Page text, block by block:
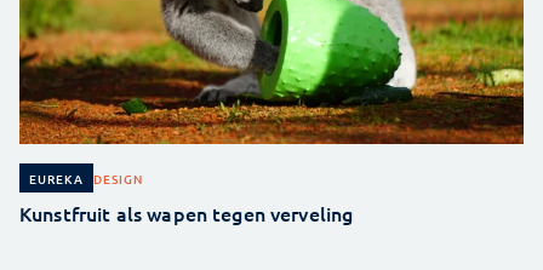
EUREKA DESIGN
Kunstfruit als wapen tegen verveling